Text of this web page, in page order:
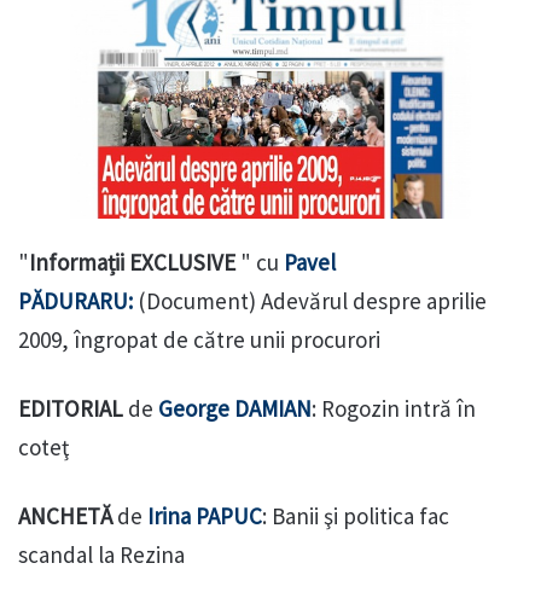
"Informații EXCLUSIVE" cu Pavel
PĂDURARU: (Document) Adevărul despre aprilie
2009, îngropat de către unii procurori
EDITORIAL de George DAMIAN: Rogozin intră în
coteţ
ANCHETĂde Irina PAPUC: Banii şi politica fac
scandal la Rezina